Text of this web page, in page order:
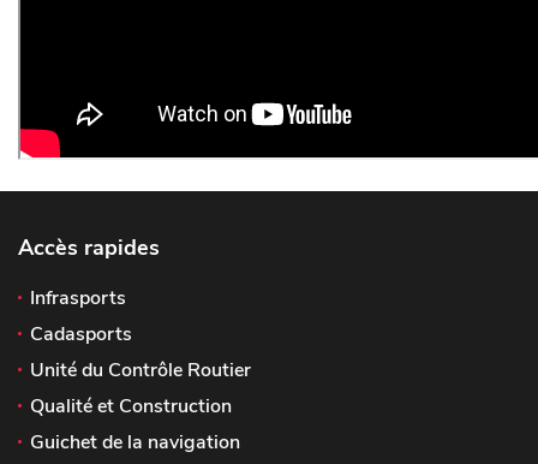
Accès rapides
Infrasports
Cadasports
Unité du Contrôle Routier
Qualité et Construction
Guichet de la navigation